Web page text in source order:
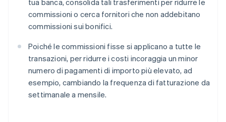
tua banca, consolida tali trasferimenti per ridurre le
commissioni o cerca fornitori che non addebitano
commissioni sui bonifici.
Poiché le commissioni fisse si applicano a tutte le
transazioni, per ridurre i costi incoraggia un minor
numero di pagamenti di importo più elevato, ad
esempio, cambiando la frequenza di fatturazione da
settimanale a mensile.